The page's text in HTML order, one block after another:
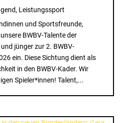
, Leistungssport
und Sportsfreunde,
BWBV-Talente der
jünger zur 2. BWBV-
ein. Diese Sichtung dient als
in den BWBV-Kader. Wir
Spieler*innen! Talent,...